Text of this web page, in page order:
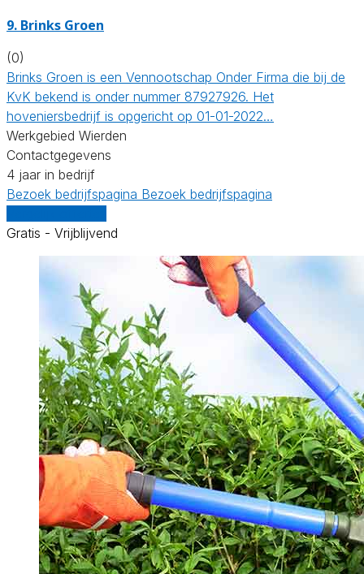
9. Brinks Groen
(0)
Brinks Groen is een Vennootschap Onder Firma die bij de
KvK bekend is onder nummer 87927926. Het
hoveniersbedrijf is opgericht op 01-01-2022…
Werkgebied Wierden
Contactgegevens
4 jaar in bedrijf
Bezoek bedrijfspagina Bezoek bedrijfspagina
Gratis - Vrijblijvend